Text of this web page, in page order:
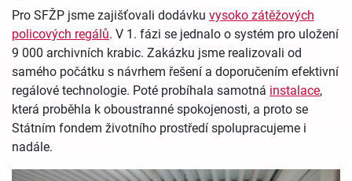
Pro SFŽP jsme zajišťovali dodávku vysoko zátěžových
policových regálů. V 1. fázi se jednalo o systém pro uložení
9 000 archivních krabic. Zakázku jsme realizovali od
samého počátku s návrhem řešení a doporučením efektivní
regálové technologie. Poté probíhala samotná instalace,
která proběhla k oboustranné spokojenosti, a proto se
Státním fondem životního prostředí spolupracujeme i
nadále.